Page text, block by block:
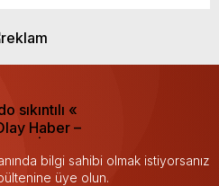
bilgi sahibi olmak istiyorsanız
üye olun.